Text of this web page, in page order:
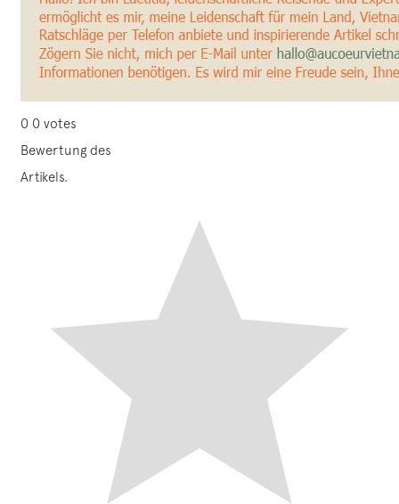
0 0 votes
Bewertung des
Artikels.